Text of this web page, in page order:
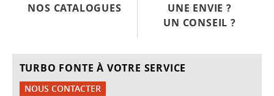
NOS CATALOGUES
UNE ENVIE ?
UN CONSEIL ?
TURBO FONTE À VOTRE SERVICE
NOUS CONTACTER